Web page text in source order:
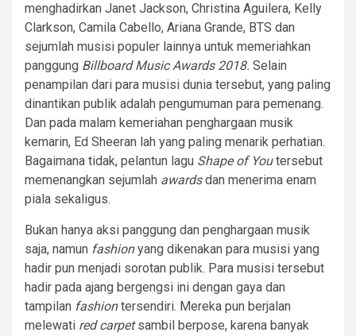
menghadirkan Janet Jackson, Christina Aguilera, Kelly
Clarkson, Camila Cabello, Ariana Grande, BTS dan
sejumlah musisi populer lainnya untuk memeriahkan
panggung Billboard Music Awards 2018. Selain
penampilan dari para musisi dunia tersebut, yang paling
dinantikan publik adalah pengumuman para pemenang.
Dan pada malam kemeriahan penghargaan musik
kemarin, Ed Sheeran lah yang paling menarik perhatian.
Bagaimana tidak, pelantun lagu Shape of Youtersebut
memenangkan sejumlah awardsdan menerima enam
piala sekaligus.
Bukan hanya aksi panggung dan penghargaan musik
saja, namun fashionyang dikenakan para musisi yang
hadir pun menjadi sorotan publik. Para musisi tersebut
hadir pada ajang bergengsi ini dengan gaya dan
tampilan fashiontersendiri. Mereka pun berjalan
melewati red carpetsambil berpose, karena banyak